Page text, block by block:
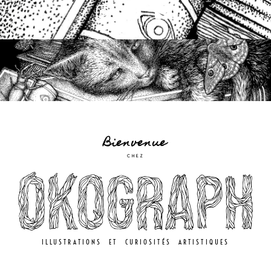
Bienvenue
CHEZ
ILLUSTRATIONS ET CURIOSITÉS ARTISTIQUES